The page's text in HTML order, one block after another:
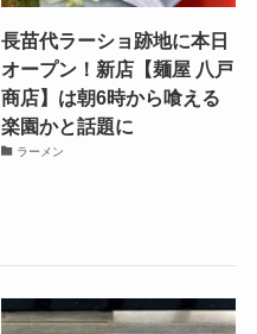
長苗代ラーショ跡地に本日
オープン！新店【麺屋 八戸
商店】は朝6時から喰える
楽園かと話題に
ラーメン